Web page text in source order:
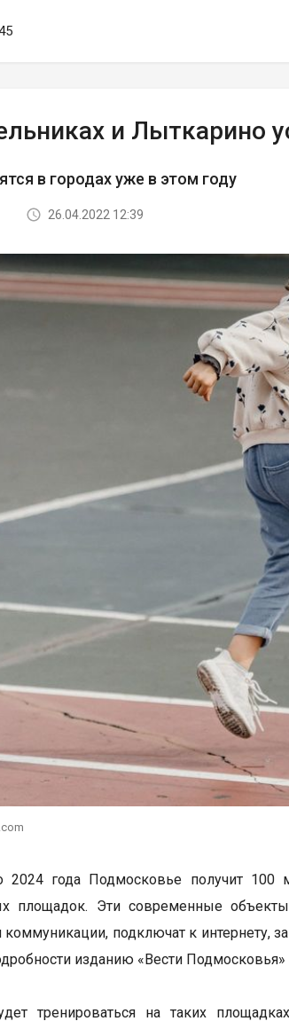
и Лыткарино
в городах уже в этом году
26.04.2022 12:39
2024 года Подмосковье получит 100
площадок. Эти современные
коммуникации, подключат к интернету,
изданию «Вести
тренироваться на таких